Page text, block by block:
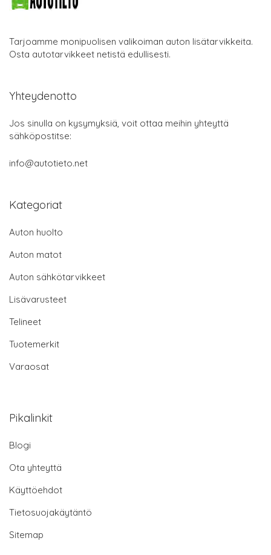
Tarjoamme monipuolisen valikoiman auton lisätarvikkeita.
Osta autotarvikkeet netistä edullisesti.
Yhteydenotto
Jos sinulla on kysymyksiä, voit ottaa meihin yhteyttä
sähköpostitse:
info@autotieto.net
Kategoriat
Auton huolto
Auton matot
Auton sähkötarvikkeet
Lisävarusteet
Telineet
Tuotemerkit
Varaosat
Pikalinkit
Blogi
Ota yhteyttä
Käyttöehdot
Tietosuojakäytäntö
Sitemap